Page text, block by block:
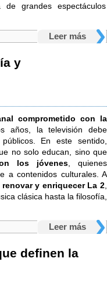
de grandes espectáculos
Leer más
y
comprometido con la
años, la televisión debe
En este sentido,
no solo educan, sino que
los jóvenes, quienes
a contenidos culturales. A
renovar y enriquecer La 2
clásica hasta la filosofía,
Leer más
definen la